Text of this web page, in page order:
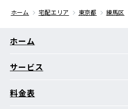
ホーム 宅配エリア 東京都 練馬区
ホーム
サービス
料金表